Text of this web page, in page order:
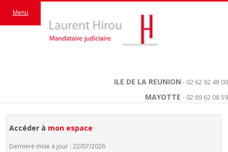
ILE DE LA REUNION - 02 62 92 48 00
MAYOTTE - 02 69 62 08 59
Menu
Accéder à mon espace
Dernière mise à jour : 22/07/2026